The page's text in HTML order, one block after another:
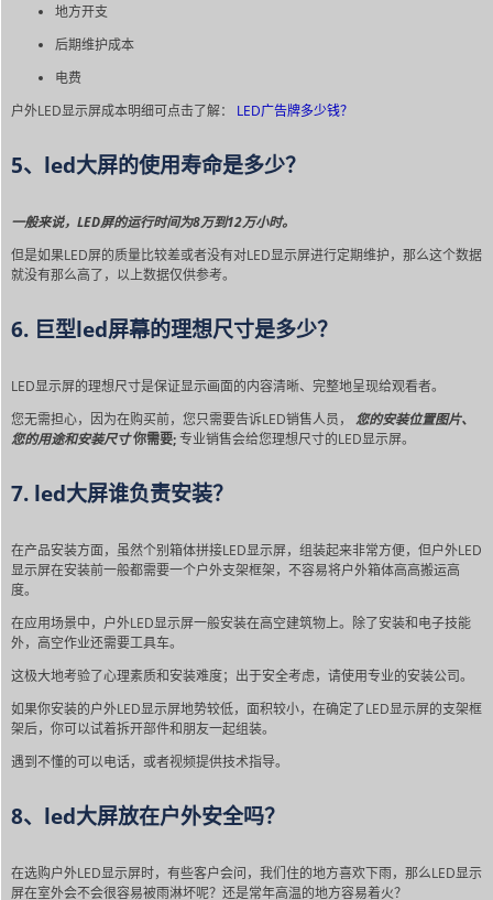
地方开支
后期维护成本
电费
户外LED显示屏成本明细可点击了解： LED广告牌多少钱？
5、led大屏的使用寿命是多少？
一般来说，LED屏的运行时间为8万到12万小时。
但是如果LED屏的质量比较差或者没有对LED显示屏进行定期维护，那么这个数据
就没有那么高了，以上数据仅供参考。
6. 巨型led屏幕的理想尺寸是多少？
LED显示屏的理想尺寸是保证显示画面的内容清晰、完整地呈现给观看者。
您无需担心，因为在购买前，您只需要告诉LED销售人员， 您的安装位置图片、
您的用途和安装尺寸你需要;专业销售会给您理想尺寸的LED显示屏。
7. led大屏谁负责安装？
在产品安装方面，虽然个别箱体拼接LED显示屏，组装起来非常方便，但户外LED
显示屏在安装前一般都需要一个户外支架框架，不容易将户外箱体高高搬运高
度。
在应用场景中，户外LED显示屏一般安装在高空建筑物上。除了安装和电子技能
外，高空作业还需要工具车。
这极大地考验了心理素质和安装难度；出于安全考虑，请使用专业的安装公司。
如果你安装的户外LED显示屏地势较低，面积较小，在确定了LED显示屏的支架框
架后，你可以试着拆开部件和朋友一起组装。
遇到不懂的可以电话，或者视频提供技术指导。
8、led大屏放在户外安全吗？
在选购户外LED显示屏时，有些客户会问，我们住的地方喜欢下雨，那么LED显示
屏在室外会不会很容易被雨淋坏呢？还是常年高温的地方容易着火？